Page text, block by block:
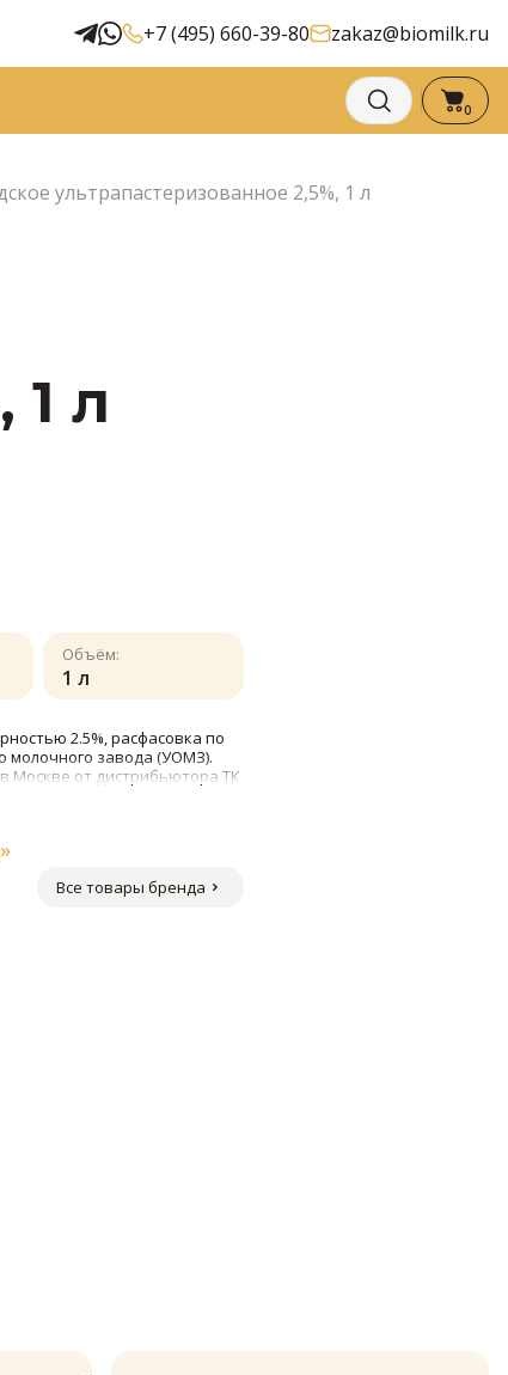
+7 (495) 660-39-80 zakaz@biomilk.ru
0
ультрапастеризованное 2,5%, 1 л
л
Объём:
1 л
2.5%, расфасовка по
молочного завода (УОМЗ).
Москве от дистрибьютора ТК
Все товары бренда